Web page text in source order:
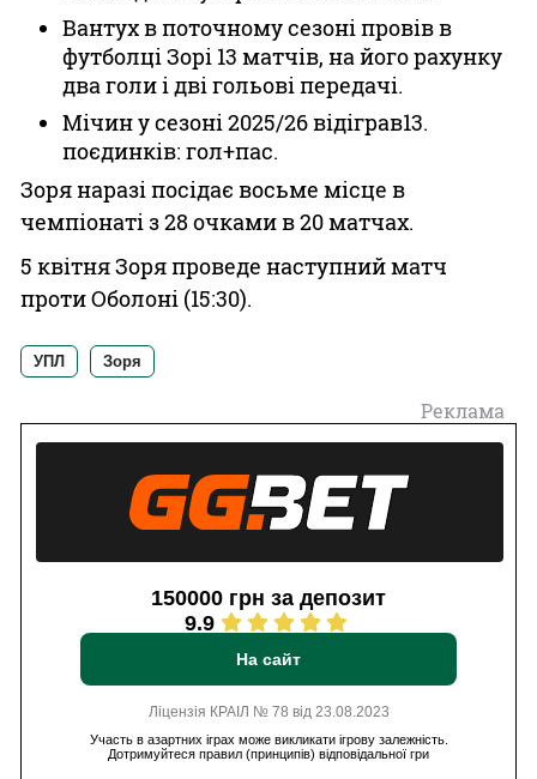
Вантух в поточному сезоні провів в
футболці Зорі 13 матчів, на його рахунку
два голи і дві гольові передачі.
Мічин у сезоні 2025/26 відіграв13.
поєдинків: гол+пас.
Зоря наразі посідає восьме місце в
чемпіонаті з 28 очками в 20 матчах.
5 квітня Зоря проведе наступний матч
проти Оболоні (15:30).
УПЛ Зоря
Реклама
150000 грн за депозит
9.9
На сайт
Ліцензія КРАІЛ № 78 від 23.08.2023
Участь в азартних іграх може викликати ігрову залежність.
Дотримуйтеся правил (принципів) відповідальної гри